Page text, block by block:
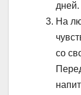
дней.
На
со